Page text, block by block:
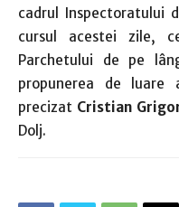
cadrul Inspectoratului
cursul acestei zile,
Parchetului de pe
propunerea de luare
precizat Cristian
Dolj.